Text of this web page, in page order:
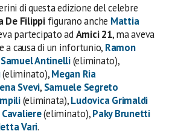
di questa edizione del celebre
De Filippifigurano anche Mattia
partecipato adAmici 21, ma aveva
a causa di un infortunio, Ramon
Samuel Antinelli(eliminato),
(eliminato),Megan Ria
Svevi, Samuele Segreto
(eliminata),Ludovica Grimaldi
(eliminato),Paky Brunetti
Vari.